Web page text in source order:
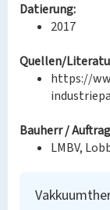
Datierung:
2017
Quellen/
https://
Bauherr /
LMBV,